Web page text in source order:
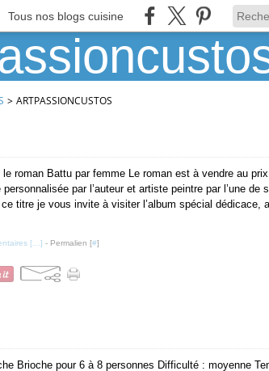
Tous nos blogs cuisine
> ARTPASSIONCUSTOS
le roman Battu par femme Le roman est à vendre au
par l’auteur et artiste peintre par l’une de
ce titre je vous invite à visiter l’album spécial dédicace,
[ ] - Permalien [#]
Brioche pour 6 à 8 personnes Difficulté : moyenne